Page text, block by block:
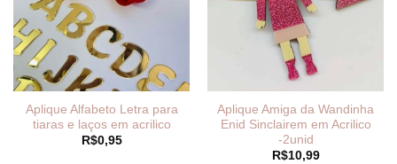
Aplique Alfabeto Letra para
tiaras e laços em acrilico
R$0,95
Aplique Amiga da Wandinha
Enid Sinclairem em Acrilico
-2unid
R$10,99